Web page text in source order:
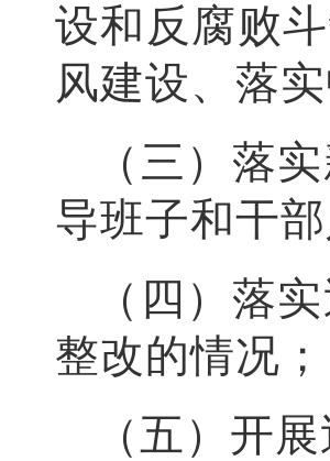
设和反腐败
风建设、落
（三）落
导班子和干
（四）落
整改的情况；
（五）开